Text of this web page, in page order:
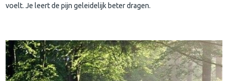
voelt. Je leert de pijn geleidelijk beter dragen.